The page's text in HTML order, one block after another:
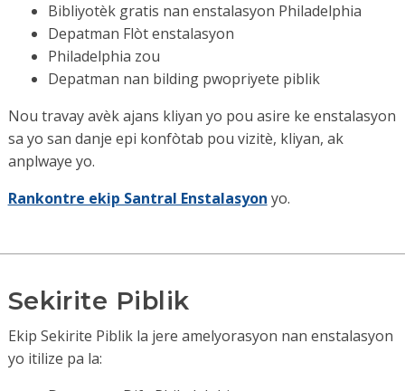
Bibliyotèk gratis nan enstalasyon Philadelphia
Depatman Flòt enstalasyon
Philadelphia zou
Depatman nan bilding pwopriyete piblik
Nou travay avèk ajans kliyan yo pou asire ke enstalasyon
sa yo san danje epi konfòtab pou vizitè, kliyan, ak
anplwaye yo.
Rankontre ekip Santral Enstalasyon yo.
Sekirite Piblik
Ekip Sekirite Piblik la jere amelyorasyon nan enstalasyon
yo itilize pa la: